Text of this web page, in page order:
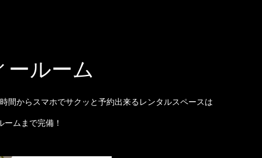
ールーム
間からスマホでサクッと予約出来るレンタルスペースは
ムまで完備！